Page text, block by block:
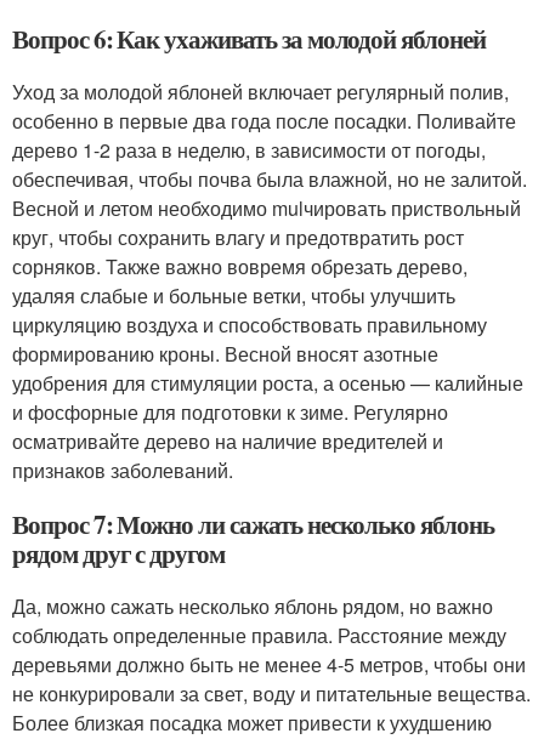
Вопрос 6: Как ухаживать за молодой яблоней
Уход за молодой яблоней включает регулярный полив,
особенно в первые два года после посадки. Поливайте
дерево 1-2 раза в неделю, в зависимости от погоды,
обеспечивая, чтобы почва была влажной, но не залитой.
Весной и летом необходимо mulчировать приствольный
круг, чтобы сохранить влагу и предотвратить рост
сорняков. Также важно вовремя обрезать дерево,
удаляя слабые и больные ветки, чтобы улучшить
циркуляцию воздуха и способствовать правильному
формированию кроны. Весной вносят азотные
удобрения для стимуляции роста, а осенью — калийные
и фосфорные для подготовки к зиме. Регулярно
осматривайте дерево на наличие вредителей и
признаков заболеваний.
Вопрос 7: Можно ли сажать несколько яблонь
рядом друг с другом
Да, можно сажать несколько яблонь рядом, но важно
соблюдать определенные правила. Расстояние между
деревьями должно быть не менее 4-5 метров, чтобы они
не конкурировали за свет, воду и питательные вещества.
Более близкая посадка может привести к ухудшению